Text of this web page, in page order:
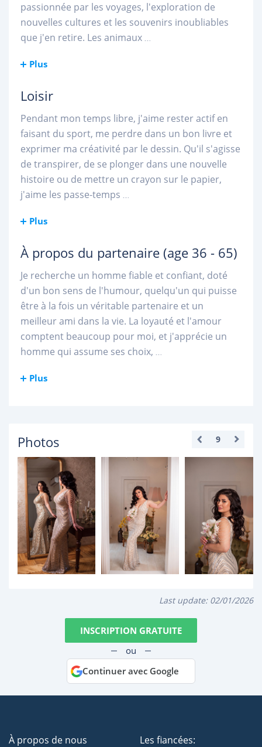
passionnée par les voyages, l'exploration de
nouvelles cultures et les souvenirs inoubliables
que j'en retire. Les animaux...
Plus
Loisir
Pendant mon temps libre, j'aime rester actif en
faisant du sport, me perdre dans un bon livre et
exprimer ma créativité par le dessin. Qu'il s'agisse
de transpirer, de se plonger dans une nouvelle
histoire ou de mettre un crayon sur le papier,
j'aime les passe-temps ...
Plus
À propos du partenaire (age 36 - 65)
Je recherche un homme fiable et confiant, doté
d'un bon sens de l'humour, quelqu'un qui puisse
être à la fois un véritable partenaire et un
meilleur ami dans la vie. La loyauté et l'amour
comptent beaucoup pour moi, et j'apprécie un
homme qui assume ses choix, ...
Plus
Photos 9
Last update: 02/01/2026
INSCRIPTION GRATUITE
ou
Continuer avec Google
À propos de nous
Les fiancées: